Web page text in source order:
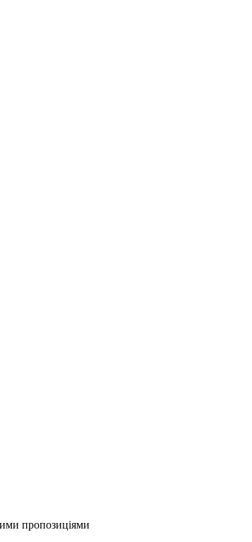
пропозиціями